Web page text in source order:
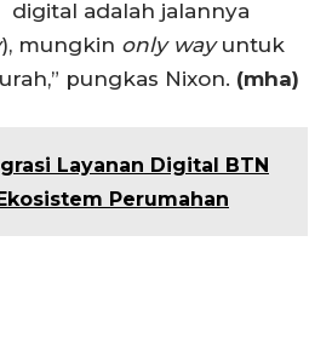
digital adalah jalannya
), mungkin only wayuntuk
pungkas Nixon. (mha)
Layanan Digital BTN
Perumahan